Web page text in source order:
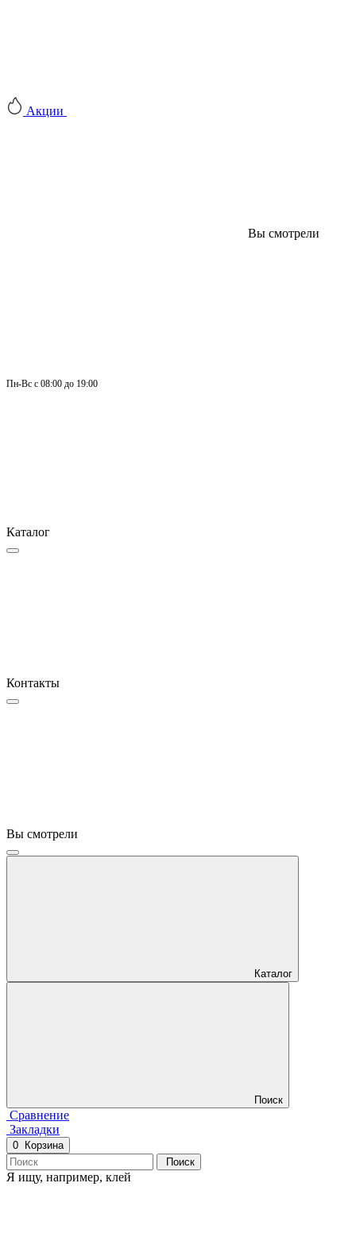
Акции
Вы смотрели
Пн-Вс с 08:00 до 19:00
Каталог
Контакты
Вы смотрели
Каталог
Поиск
Сравнение
Закладки
0
Корзина
Поиск
Я ищу, например, клей